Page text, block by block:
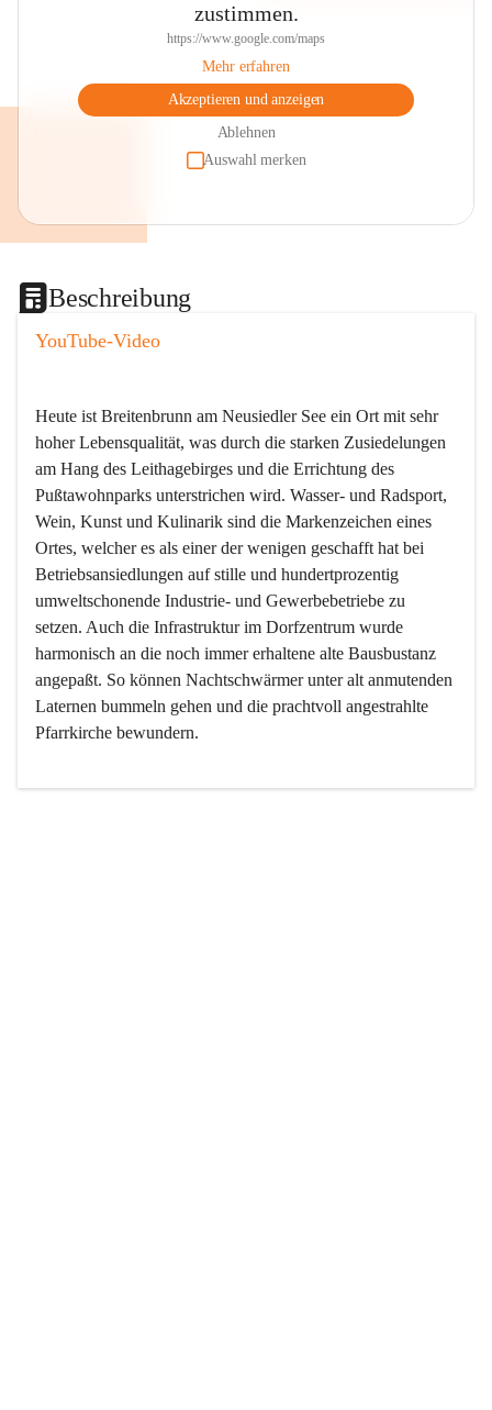
zustimmen.
https://www.google.com/maps
Mehr erfahren
Akzeptieren und anzeigen
Ablehnen
Auswahl merken
Beschreibung
YouTube-Video
Heute ist Breitenbrunn am Neusiedler See ein Ort mit sehr
hoher Lebensqualität, was durch die starken Zusiedelungen
am Hang des Leithagebirges und die Errichtung des
Pußtawohnparks unterstrichen wird. Wasser- und Radsport,
Wein, Kunst und Kulinarik sind die Markenzeichen eines
Ortes, welcher es als einer der wenigen geschafft hat bei
Betriebsansiedlungen auf stille und hundertprozentig
umweltschonende Industrie- und Gewerbebetriebe zu
setzen. Auch die Infrastruktur im Dorfzentrum wurde
harmonisch an die noch immer erhaltene alte Bausbustanz
angepaßt. So können Nachtschwärmer unter alt anmutenden
Laternen bummeln gehen und die prachtvoll angestrahlte
Pfarrkirche bewundern.
Der Weinbau dominert heute nicht mehr, ist aber integrativer